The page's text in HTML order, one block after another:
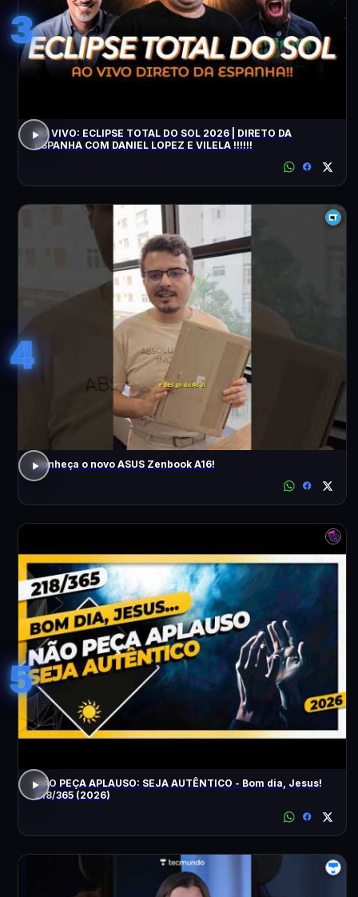
3
AO VIVO: ECLIPSE TOTAL DO SOL 2026 | DIRETO DA
ESPANHA COM DANIEL LOPEZ E VILELA !!!!!!
4
Conheça o novo ASUS Zenbook A16!
5
NÃO PEÇA APLAUSO: SEJA AUTÊNTICO - Bom dia, Jesus!
218/365 (2026)